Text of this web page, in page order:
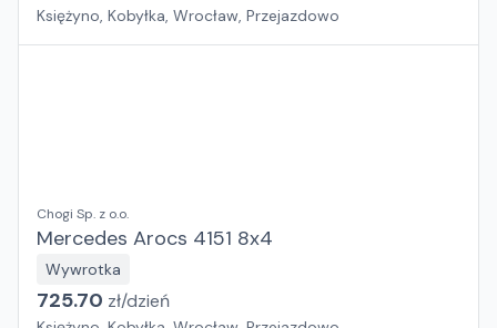
Księżyno, Kobyłka, Wrocław, Przejazdowo
Chogi Sp. z o.o.
Mercedes Arocs 4151 8x4
Wywrotka
725.70 zł/dzień